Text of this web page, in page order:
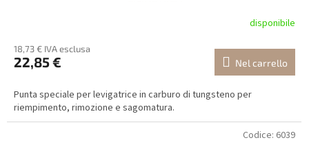
disponibile
18,73 € IVA esclusa
22,85 € Nel carrello
Punta speciale per levigatrice in carburo di tungsteno per
riempimento, rimozione e sagomatura.
Codice: 6039